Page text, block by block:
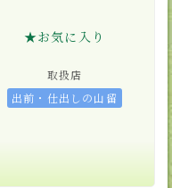
★お気に入り
取扱店
出前・仕出しの山留